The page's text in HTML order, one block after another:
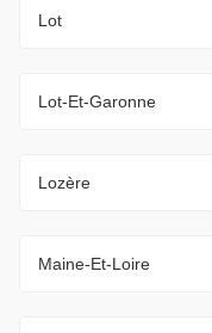
Lot
Lot-Et-Garonne
Lozère
Maine-Et-Loire